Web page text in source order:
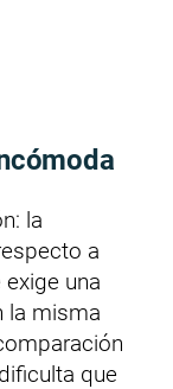
la
a
una
la misma
que